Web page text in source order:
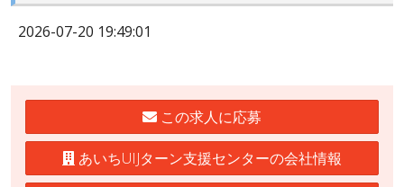
2026-07-20 19:49:01
この求人に応募
あいちUIJターン支援センターの会社情報